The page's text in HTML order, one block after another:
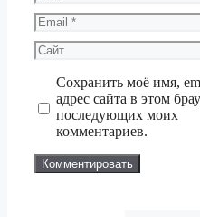
Email
Сайт
Сохранить моё имя,
адрес сайта в этом
последующих моих
комментариев.